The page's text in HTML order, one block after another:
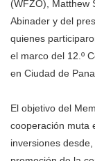
(WFZO), Matthew
Abinader y del
quienes
el marco del 12.º
en Ciudad de
El objetivo del
cooperación muta
inversiones